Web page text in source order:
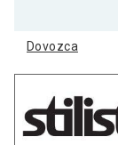
Dovozca